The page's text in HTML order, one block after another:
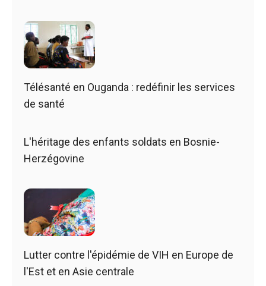
Télésanté en Ouganda : redéfinir les services
de santé
L'héritage des enfants soldats en Bosnie-
Herzégovine
Lutter contre l'épidémie de VIH en Europe de
l'Est et en Asie centrale